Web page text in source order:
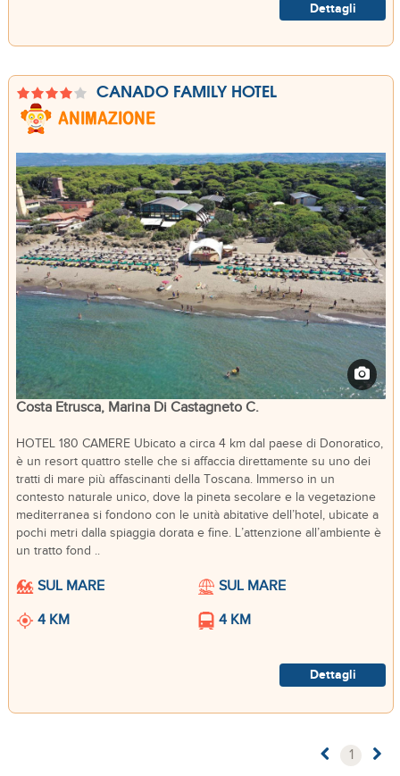
Dettagli
CANADO FAMILY HOTEL
Costa Etrusca, Marina Di Castagneto C.
HOTEL 180 CAMERE Ubicato a circa 4 km dal paese di Donoratico,
è un resort quattro stelle che si affaccia direttamente su uno dei
tratti di mare più affascinanti della Toscana. Immerso in un
contesto naturale unico, dove la pineta secolare e la vegetazione
mediterranea si fondono con le unità abitative dell’hotel, ubicate a
pochi metri dalla spiaggia dorata e fine. L’attenzione all’ambiente è
un tratto fond ..
SUL MARE
SUL MARE
4 KM
4 KM
Dettagli
1